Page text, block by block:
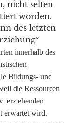
nicht selten
worden.
des letzten
“
innerhalb des
Bildungs- und
die Ressourcen
erziehenden
erwartet wird.